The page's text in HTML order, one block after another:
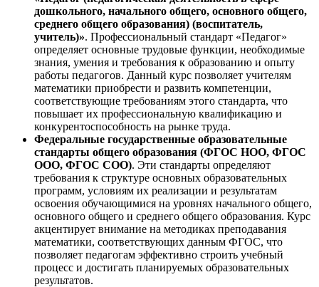
дошкольного, начального общего, основного общего,
среднего общего образования) (воспитатель,
учитель)». Профессиональный стандарт «Педагог»
определяет основные трудовые функции, необходимые
знания, умения и требования к образованию и опыту
работы педагогов. Данный курс позволяет учителям
математики приобрести и развить компетенции,
соответствующие требованиям этого стандарта, что
повышает их профессиональную квалификацию и
конкурентоспособность на рынке труда.
Федеральные государственные образовательные
стандарты общего образования (ФГОС НОО, ФГОС
ООО, ФГОС СОО). Эти стандарты определяют
требования к структуре основных образовательных
программ, условиям их реализации и результатам
освоения обучающимися на уровнях начального общего,
основного общего и среднего общего образования. Курс
акцентирует внимание на методиках преподавания
математики, соответствующих данным ФГОС, что
позволяет педагогам эффективно строить учебный
процесс и достигать планируемых образовательных
результатов.